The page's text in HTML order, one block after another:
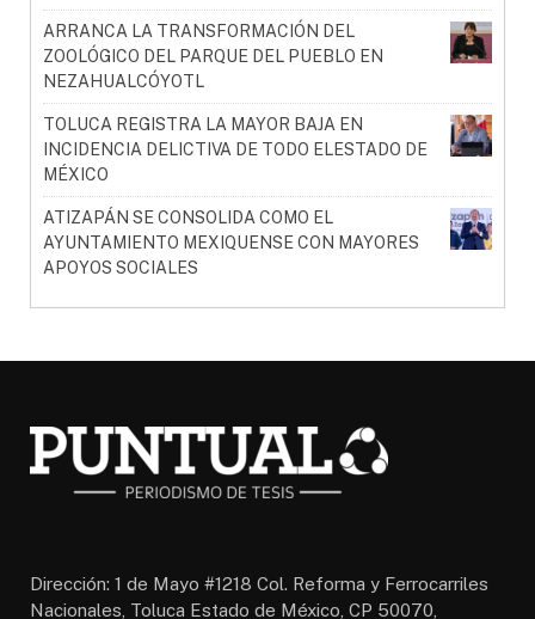
ARRANCA LA TRANSFORMACIÓN DEL
ZOOLÓGICO DEL PARQUE DEL PUEBLO EN
NEZAHUALCÓYOTL
TOLUCA REGISTRA LA MAYOR BAJA EN
INCIDENCIA DELICTIVA DE TODO ELESTADO DE
MÉXICO
ATIZAPÁN SE CONSOLIDA COMO EL
AYUNTAMIENTO MEXIQUENSE CON MAYORES
APOYOS SOCIALES
Dirección: 1 de Mayo #1218 Col. Reforma y Ferrocarriles
Nacionales, Toluca Estado de México, CP 50070,